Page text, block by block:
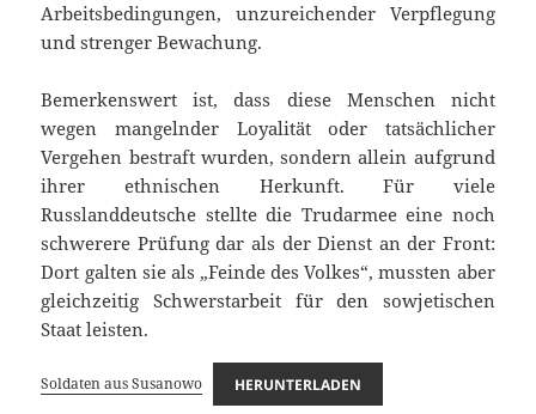
Arbeitsbedingungen, unzureichender Verpflegung
und strenger Bewachung.
Bemerkenswert ist, dass diese Menschen nicht
wegen mangelnder Loyalität oder tatsächlicher
Vergehen bestraft wurden, sondern allein aufgrund
ihrer ethnischen Herkunft. Für viele
Russlanddeutsche stellte die Trudarmee eine noch
schwerere Prüfung dar als der Dienst an der Front:
Dort galten sie als „Feinde des Volkes“, mussten aber
gleichzeitig Schwerstarbeit für den sowjetischen
Staat leisten.
Soldaten aus Susanowo HERUNTERLADEN